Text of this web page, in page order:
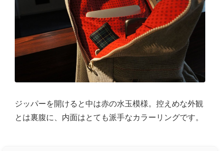
ジッパーを開けると中は赤の水玉模様。控えめな外観
とは裏腹に、内面はとても派手なカラーリングです。